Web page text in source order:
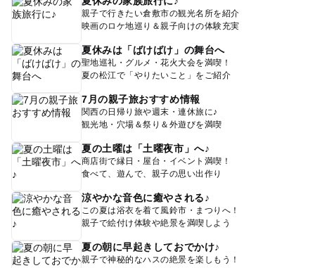
親子で行きたい倉敷市の観光名所を紹介
映画のロケ地巡り＆親子向けの体験充実
夏休みは「ばけばけ」の舞台へ
聖地巡礼・グルメ・花火大会を満喫！
夏の松江で「やりたいこと」をご紹介
7月の親子旅おすすめ情報
関西の日帰り旅や週末・連休旅に♪
観光地・穴場＆祭り＆外遊びを満喫
夏の土曜は「土曜夜市」へ♪
商店街で縁日・屋台・イベント満喫！
食べて、遊んで、親子の思い出作り
涼やかな音色に癒やされる♪
この夏は浴衣を着て風鈴市・まつりへ！
親子で絵付け体験や絶景を満喫しよう
夏の朝に早起きしておでかけ♪
親子で神秘的なハスの絶景を楽しもう！